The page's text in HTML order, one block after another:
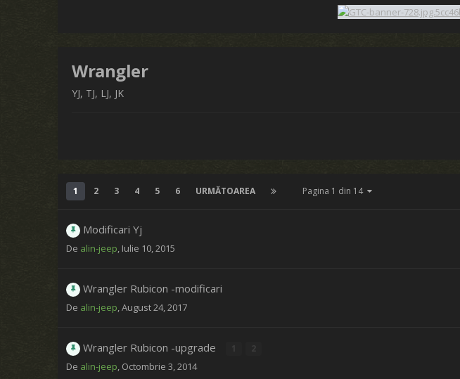
Wrangler
YJ, TJ, LJ, JK
1 2 3 4 5 6 URMĂTOAREA Pagina 1 din 14
Modificari Yj
De alin-jeep Iulie 10, 2015
Wrangler Rubicon -modificari
De alin-jeep ,August 24, 2017
Wrangler Rubicon -upgrade
De alin-jeep Octombrie 3, 2014